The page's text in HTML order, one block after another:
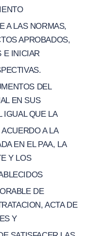
A LAS NORMAS,
APROBADOS,
E INICIAR
DEL
EN SUS
IGUAL QUE LA
A LA
EN EL PAA, LA
Y LOS
DE
ACTA DE
Y